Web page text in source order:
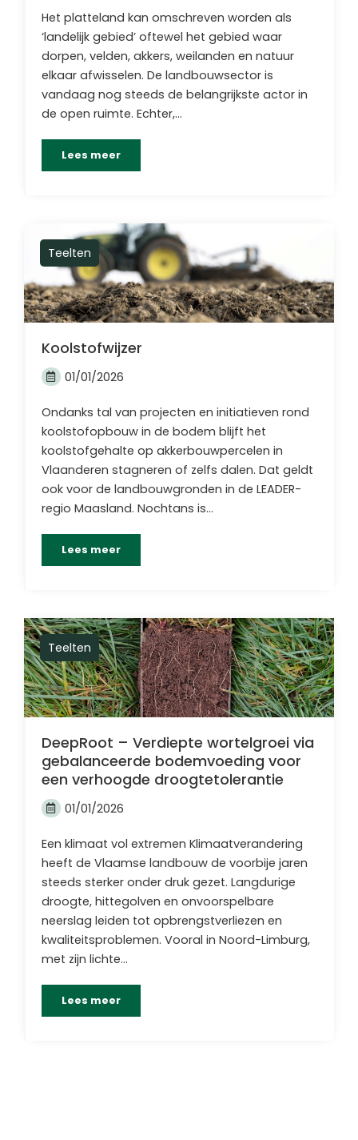
Het platteland kan omschreven worden als
‘landelijk gebied’ oftewel het gebied waar
dorpen, velden, akkers, weilanden en natuur
elkaar afwisselen. De landbouwsector is
vandaag nog steeds de belangrijkste actor in
de open ruimte. Echter,…
Lees meer
Teelten
Koolstofwijzer
01/01/2026
Ondanks tal van projecten en initiatieven rond
koolstofopbouw in de bodem blijft het
koolstofgehalte op akkerbouwpercelen in
Vlaanderen stagneren of zelfs dalen. Dat geldt
ook voor de landbouwgronden in de LEADER-
regio Maasland. Nochtans is…
Lees meer
Teelten
DeepRoot – Verdiepte wortelgroei via
gebalanceerde bodemvoeding voor
een verhoogde droogtetolerantie
01/01/2026
Een klimaat vol extremen Klimaatverandering
heeft de Vlaamse landbouw de voorbije jaren
steeds sterker onder druk gezet. Langdurige
droogte, hittegolven en onvoorspelbare
neerslag leiden tot opbrengstverliezen en
kwaliteitsproblemen. Vooral in Noord-Limburg,
met zijn lichte…
Lees meer